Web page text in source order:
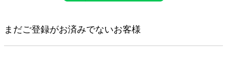
まだご登録がお済みでないお客様